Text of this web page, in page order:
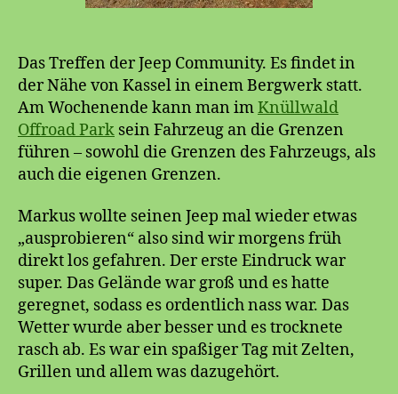
Das Treffen der Jeep Community. Es findet in
der Nähe von Kassel in einem Bergwerk statt.
Am Wochenende kann man imKnüllwald
Offroad Park sein Fahrzeug an die Grenzen
führen – sowohl die Grenzen des Fahrzeugs, als
auch die eigenen Grenzen.
Markus wollte seinen Jeep mal wieder etwas
„ausprobieren“ also sind wir morgens früh
direkt los gefahren. Der erste Eindruck war
super. Das Gelände war groß und es hatte
geregnet, sodass es ordentlich nass war. Das
Wetter wurde aber besser und es trocknete
rasch ab. Es war ein spaßiger Tag mit Zelten,
Grillen und allem was dazugehört.